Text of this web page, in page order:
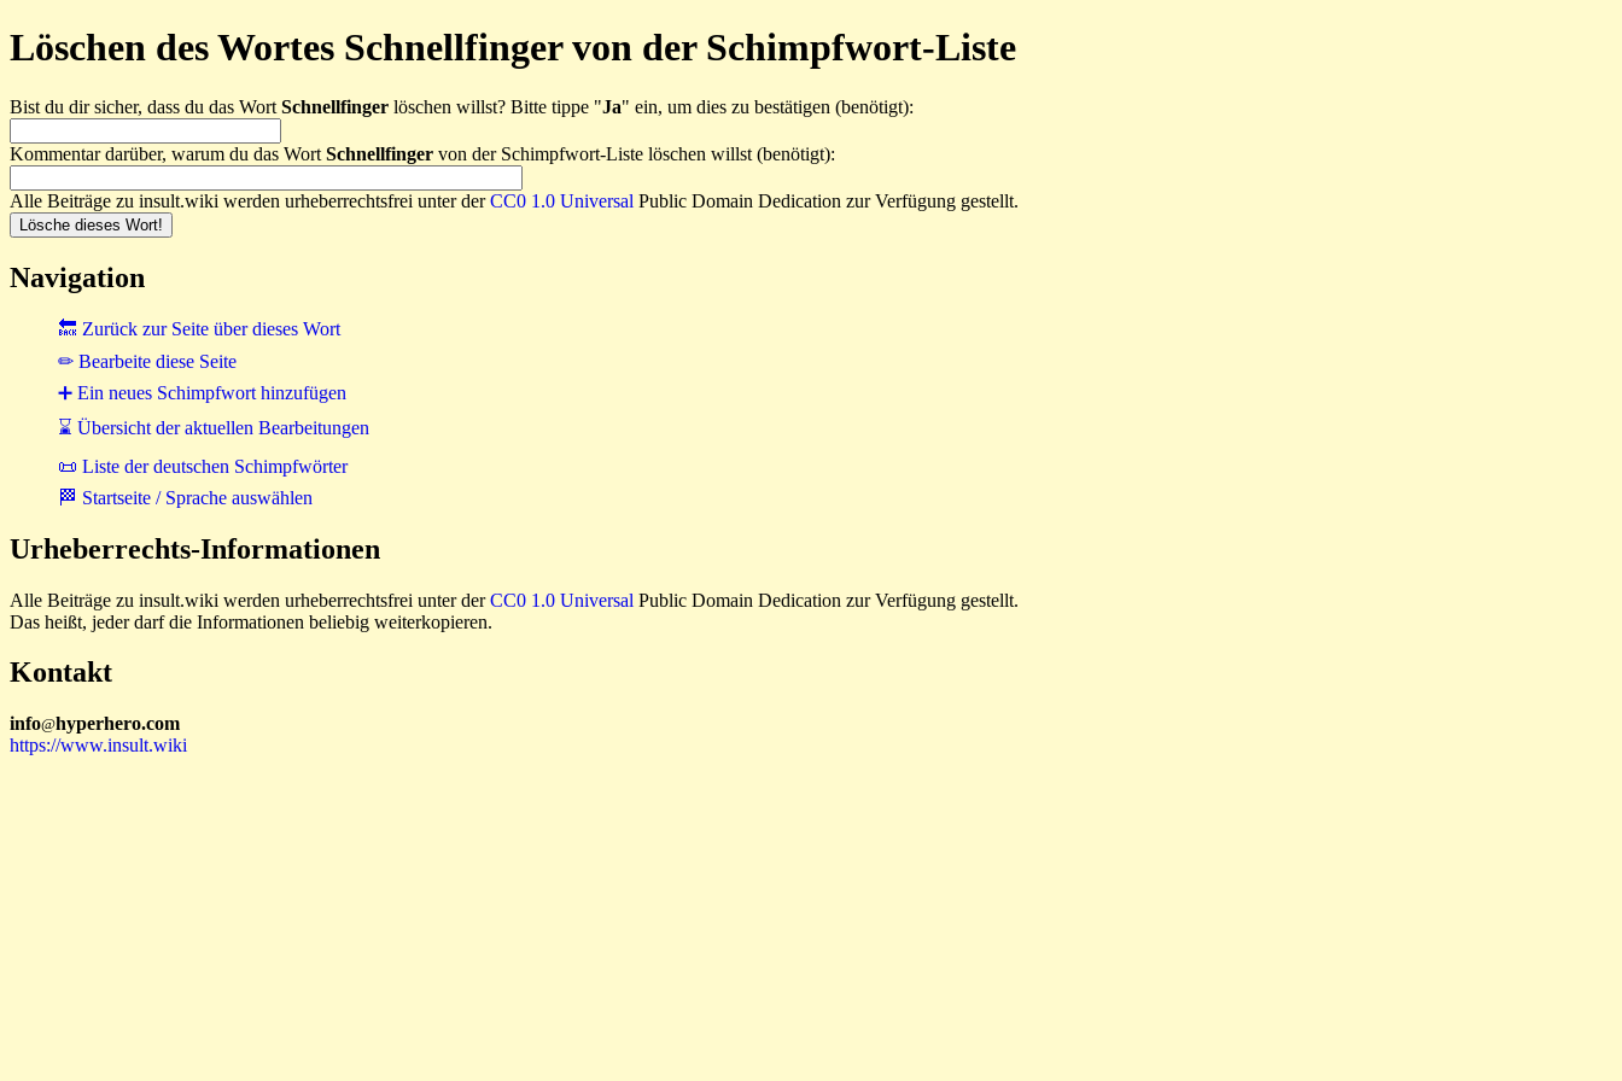
Löschen des Wortes Schnellfinger von der Schimpfwort-Liste
Bist du dir sicher, dass du das Wort Schnellfinger löschen willst? Bitte tippe "Ja" ein, um dies zu bestätigen (benötigt):
Kommentar darüber, warum du das Wort Schnellfinger von der Schimpfwort-Liste löschen willst (benötigt):
Alle Beiträge zu insult.wiki werden urheberrechtsfrei unter derCC0 1.0 Universal Public Domain Dedication zur Verfügung gestellt.
Navigation
🔙 Zurück zur Seite über dieses Wort
✏ Bearbeite diese Seite
➕ Ein neues Schimpfwort hinzufügen
⌛ Übersicht der aktuellen Bearbeitungen
📜 Liste der deutschen Schimpfwörter
🏁 Startseite / Sprache auswählen
Urheberrechts-Informationen
Alle Beiträge zu insult.wiki werden urheberrechtsfrei unter derCC0 1.0 Universal Public Domain Dedication zur Verfügung gestellt.
Das heißt, jeder darf die Informationen beliebig weiterkopieren.
Kontakt
info@hyperhero.com
https://www.insult.wiki